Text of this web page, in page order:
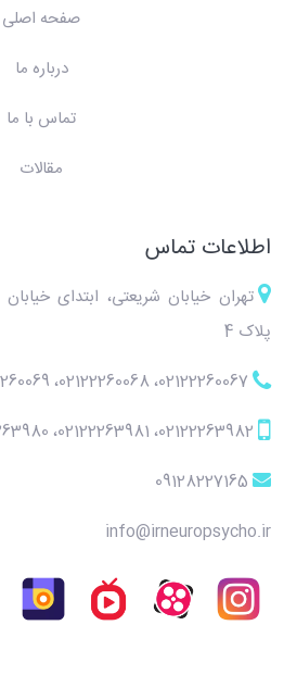
صفحه اصلی
درباره ما
تماس با ما
مقالات
اطلاعات تماس
تهران خیابان شریعتی، ابتدای
پلاک 4
02122260067، 02122260068،
02122263982، 02122263981،
09128227165
info@irneuropsycho.ir